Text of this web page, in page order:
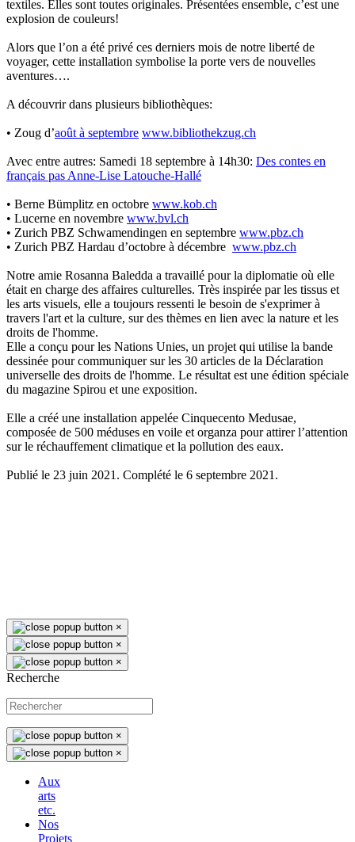
textiles. Elles sont toutes originales. Présentées ensemble, c’est une
explosion de couleurs!
Alors que l’on a été privé ces derniers mois de notre liberté de
voyager, cette installation symbolise la porte vers de nouvelles
aventures….
A découvrir dans plusieurs bibliothèques:
• Zoug d’août à septembre www.bibliothekzug.ch
Avec entre autres: Samedi 18 septembre à 14h30: Des contes en
français pas Anne-Lise Latouche-Hallé
• Berne Bümplitz en octobre www.kob.ch
• Lucerne en novembre www.bvl.ch
• Zurich PBZ Schwamendingen en septembre www.pbz.ch
• Zurich PBZ Hardau d’octobre à décembre www.pbz.ch
Notre amie Rosanna Baledda a travaillé pour la diplomatie où elle
était en charge des affaires culturelles. Très inspirée par les tissus et
les arts visuels, elle a toujours ressenti le besoin de s'exprimer à
travers l'art et la culture, sur des thèmes en lien avec la nature et les
droits de l'homme.
Elle a conçu pour les Nations Unies, un projet qui utilise la bande
dessinée pour communiquer sur les 30 articles de la Déclaration
universelle des droits de l'homme. Le résultat est une édition spéciale
du magazine Spirou et une exposition.
Elle a créé une installation appelée Cinquecento Medusae,
composée de 500 méduses en voile et organza pour attirer l’attention
sur le réchauffement climatique et la pollution des eaux.
Publié le 23 juin 2021. Complété le 6 septembre 2021.
×
×
×
Recherche
×
×
Aux
arts
etc.
Nos
Projets